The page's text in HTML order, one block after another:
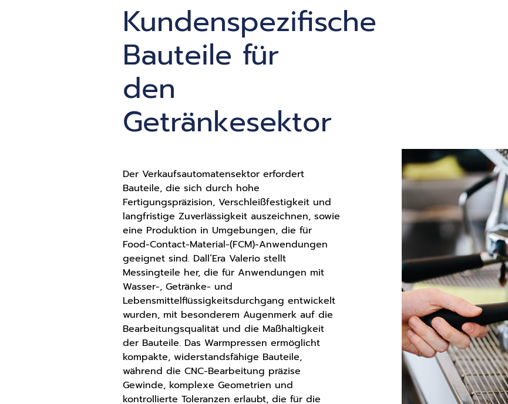
Kundenspezifische
Bauteile für
den
Getränkesektor
Der Verkaufsautomatensektor erfordert
Bauteile, die sich durch hohe
Fertigungspräzision, Verschleißfestigkeit und
langfristige Zuverlässigkeit auszeichnen, sowie
eine Produktion in Umgebungen, die für
Food-Contact-Material-(FCM)-Anwendungen
geeignet sind. Dall’Era Valerio stellt
Messingteile her, die für Anwendungen mit
Wasser-, Getränke- und
Lebensmittelflüssigkeitsdurchgang entwickelt
wurden, mit besonderem Augenmerk auf die
Bearbeitungsqualität und die Maßhaltigkeit
der Bauteile. Das Warmpressen ermöglicht
kompakte, widerstandsfähige Bauteile,
während die CNC-Bearbeitung präzise
Gewinde, komplexe Geometrien und
kontrollierte Toleranzen erlaubt, die für die